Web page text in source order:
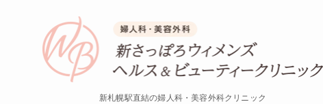
新札幌駅直結の婦人科・美容外科クリニック